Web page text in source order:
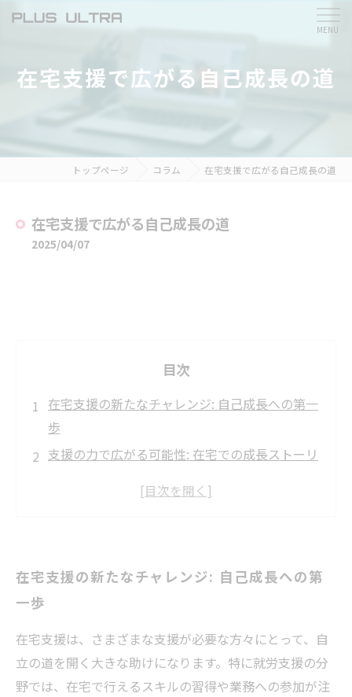
在宅支援で広がる自己成長の道
トップページ コラム 在宅支援で広がる自己成長の道
在宅支援で広がる自己成長の道
2025/04/07
目次
在宅支援の新たなチャレンジ: 自己成長への第一
歩
支援の力で広がる可能性: 在宅での成長ストーリ
自宅で見つけた新しい自分: 支援がもたらす変化
私
たこと
未来に向けた展望: 在宅支援で広がる新たな可能
性
在宅支援の新たなチャレンジ: 自己成長への第
一歩
在宅支援は、さまざまな支援が必要な方々にとって、自
立の道を開く大きな助けになります。特に就労支援の分
野では、在宅で行えるスキルの習得や業務への参加が注